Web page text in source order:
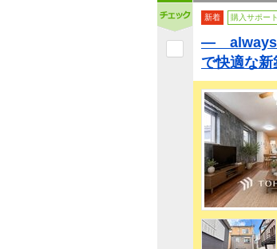
新着 購入サポー
― always
で快適な新